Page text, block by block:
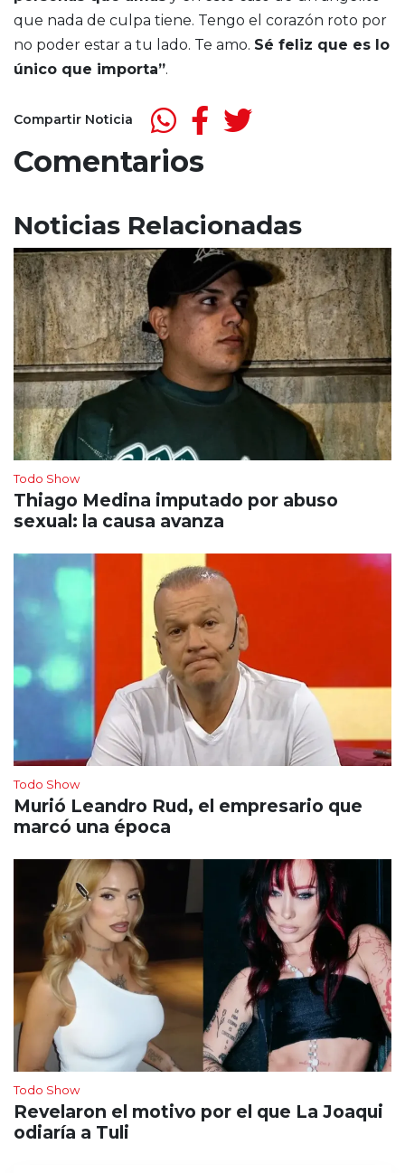
que nada de culpa tiene. Tengo el corazón roto por
no poder estar a tu lado. Te amo. Sé feliz que es lo
único que importa”.
Compartir Noticia
Comentarios
Noticias Relacionadas
Todo Show
Thiago Medina imputado por abuso
sexual: la causa avanza
Todo Show
Murió Leandro Rud, el empresario que
marcó una época
Todo Show
Revelaron el motivo por el que La Joaqui
odiaría a Tuli